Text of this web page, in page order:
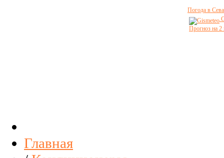
Погода в
Прогноз на 2
Главная